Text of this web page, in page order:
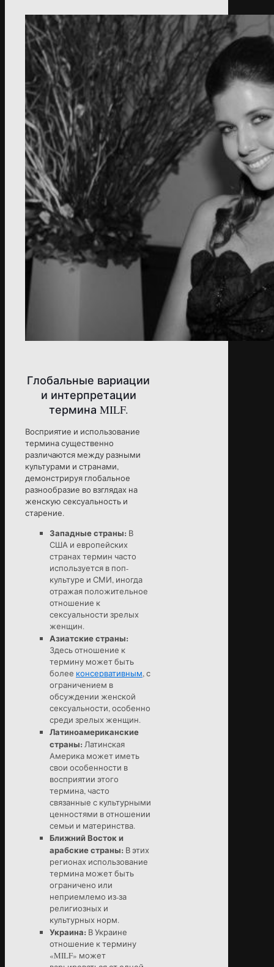
Глобальные вариации
и интерпретации
термина MILF.
Восприятие и использование
термина существенно
различаются между разными
культурами и странами,
демонстрируя глобальное
разнообразие во взглядах на
женскую сексуальность и
старение.
Западные страны: В
США и европейских
странах термин часто
используется в поп-
культуре и СМИ, иногда
отражая положительное
отношение к
сексуальности зрелых
женщин.
Азиатские страны:
Здесь отношение к
термину может быть
более консервативным, с
ограничением в
обсуждении женской
сексуальности, особенно
среди зрелых женщин.
Латиноамериканские
страны: Латинская
Америка может иметь
свои особенности в
восприятии этого
термина, часто
связанные с культурными
ценностями в отношении
семьи и материнства.
Ближний Восток и
арабские страны: В этих
регионах использование
термина может быть
ограничено или
неприемлемо из-за
религиозных и
культурных норм.
Украина: В Украине
отношение к термину
«MILF» может